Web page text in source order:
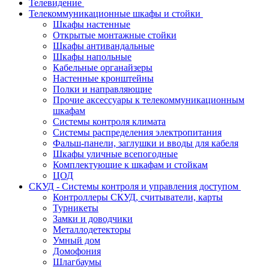
Телевидение
Телекоммуникационные шкафы и стойки
Шкафы настенные
Открытые монтажные стойки
Шкафы антивандальные
Шкафы напольные
Кабельные органайзеры
Настенные кронштейны
Полки и направляющие
Прочие аксессуары к телекоммуникационным
шкафам
Системы контроля климата
Системы распределения электропитания
Фальш-панели, заглушки и вводы для кабеля
Шкафы уличные всепогодные
Комплектующие к шкафам и стойкам
ЦОД
СКУД - Системы контроля и управления доступом
Контроллеры СКУД, считыватели, карты
Турникеты
Замки и доводчики
Металлодетекторы
Умный дом
Домофония
Шлагбаумы